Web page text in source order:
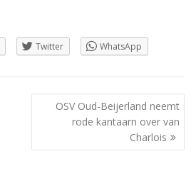
Twitter WhatsApp
OSV Oud-Beijerland neemt
rode kantaarn over van
Charlois